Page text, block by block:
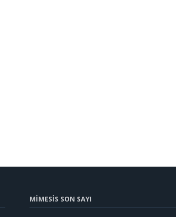
MİMESİS SON SAYI